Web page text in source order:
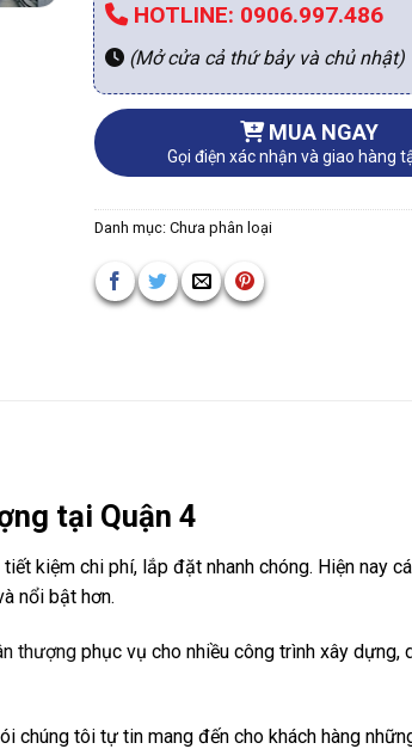
HOTLINE: 0906.997.486
(Mở cửa cả thứ bảy và chủ nhật)
MUA NGAY
Gọi điện xác nhận và giao hàng
Danh mục: Chưa phân loại
tại Quận 4
kiệm chi phí, lắp đặt nhanh chóng. Hiện nay
nổi bật hơn.
thượng phục vụ cho nhiều công trình xây dựng,
chúng tôi tự tin mang đến cho khách hàng